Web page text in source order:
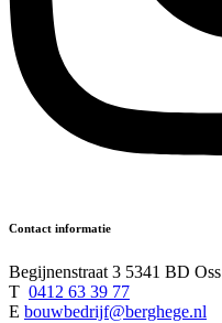
Contact informatie
Begijnenstraat 3 5341 BD Oss
T 0412 63 39 77
E bouwbedrijf@berghege.nl